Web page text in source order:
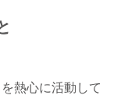
熱心に活動して